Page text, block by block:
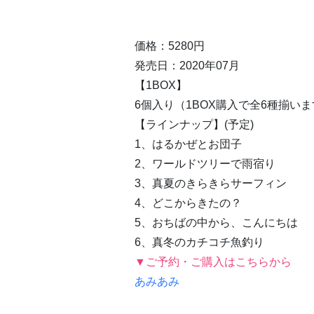
価格：5280円
発売日：2020年07月
【1BOX】
6個入り（1BOX購入で全6種揃い
【ラインナップ】(予定)
1、はるかぜとお団子
2、ワールドツリーで雨宿り
3、真夏のきらきらサーフィン
4、どこからきたの？
5、おちばの中から、こんにちは
6、真冬のカチコチ魚釣り
▼ご予約・ご購入はこちらから
あみあみ